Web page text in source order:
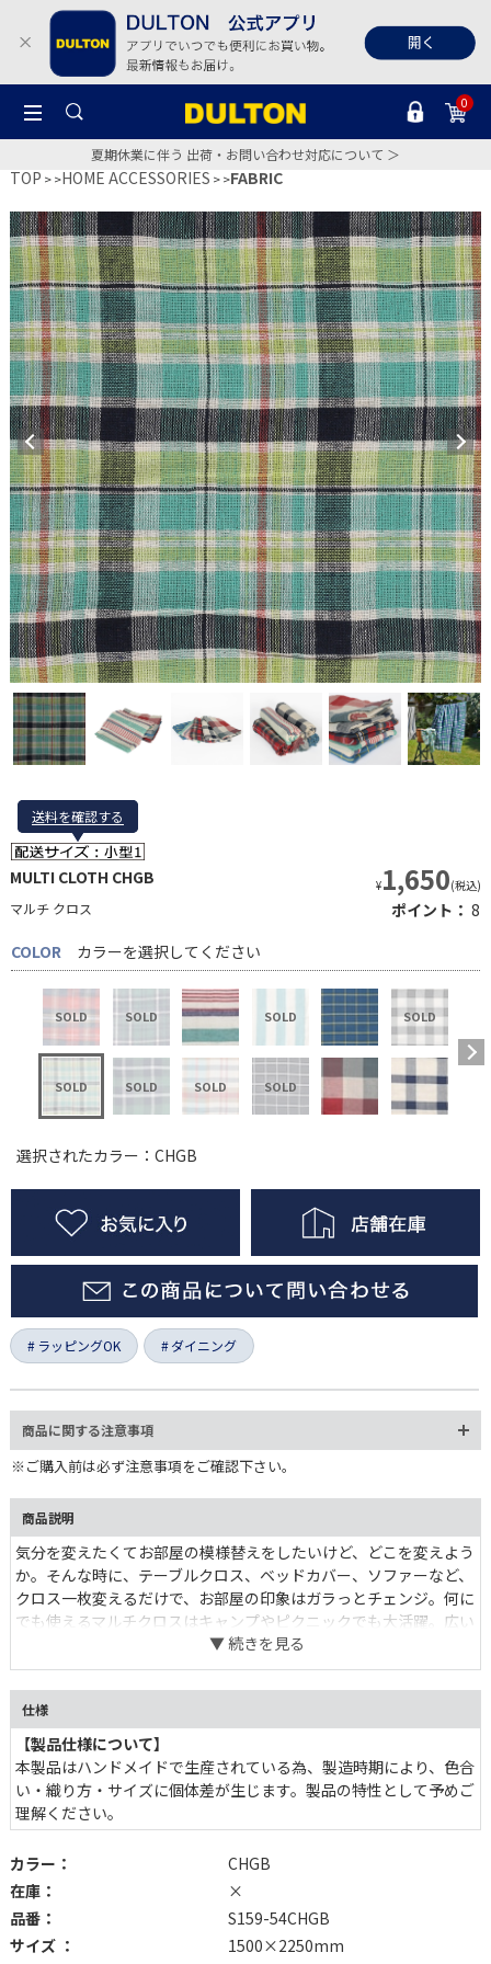
0
夏期休業に伴う 出荷・お問い合わせ対応について ＞
TOP >HOME ACCESSORIES >FABRIC
送料を確認する
送料を確認する
MULTI CLOTH CHGB
マルチ クロス
¥1,650(税込)
ポイント： 8
COLOR
カラーを選択してください
選択されたカラー：CHGB
ラッピングOK ダイニング
商品に関する注意事項
※ご購入前は必ず注意事項をご確認下さい。
商品説明
気分を変えたくてお部屋の模様替えをしたいけど、どこを変えよう
か。そんな時に、テーブルクロス、ベッドカバー、ソファーなど、
クロス一枚変えるだけで、お部屋の印象はガラっとチェンジ。何に
でも使えるマルチクロスはキャンプやピクニックでも大活躍。広い
芝生にバサッと広げたカラフルなクロスは、どこか開放的な気分に
させてくれます。
仕様
【製品仕様について】
本製品はハンドメイドで生産されている為、製造時期により、色合
い・織り方・サイズに個体差が生じます。製品の特性として予めご
理解ください。
カラー：
CHGB
在庫：
×
品番：
S159-54CHGB
サイズ ：
1500×2250mm